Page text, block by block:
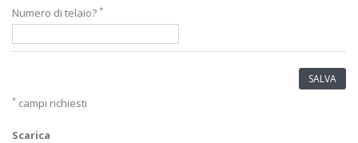
Numero di telaio? *
SALVA
* campi richiesti
Scarica